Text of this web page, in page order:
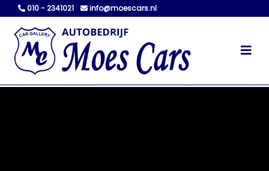
010 - 2341021 info@moescars.nl